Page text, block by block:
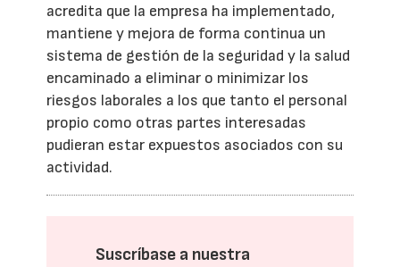
acredita que la empresa ha implementado,
mantiene y mejora de forma continua un
sistema de gestión de la seguridad y la salud
encaminado a eliminar o minimizar los
riesgos laborales a los que tanto el personal
propio como otras partes interesadas
pudieran estar expuestos asociados con su
actividad.
Suscríbase a nuestra